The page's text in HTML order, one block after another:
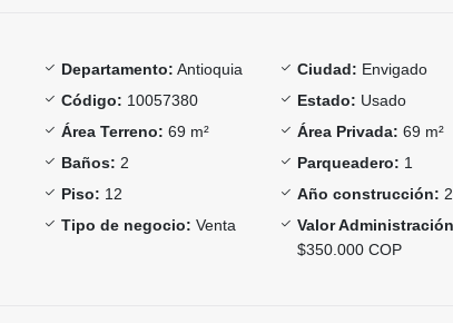
Departamento: Antioquia Ciudad: Envigado
Código: 10057380 Estado: Usado
Área Terreno: 69 m² Área Privada: 69 m²
Baños: 2 Parqueadero: 1
Piso: 12 Año construcción:
Tipo de negocio: Venta
Valor
$350.000 COP